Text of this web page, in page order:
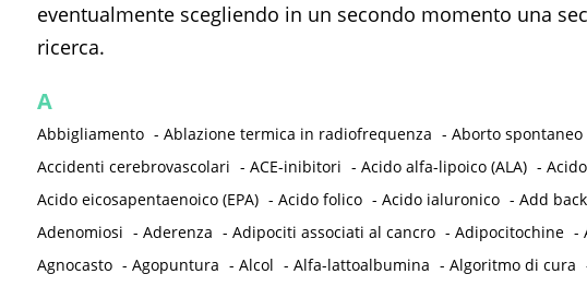
eventualmente scegliendo in un secondo momento una
ricerca.
A
Abbigliamento - Ablazione termica in radiofrequenza - Aborto spontaneo
Accidenti cerebrovascolari - ACE-inibitori - Acido alfa-lipoico (ALA) -
Acido eicosapentaenoico (EPA) - Acido folico - Acido ialuronico - Add
Adenomiosi - Aderenza - Adipociti associati al cancro - Adipocitochine -
Agnocasto - Agopuntura - Alcol - Alfa-lattoalbumina - Algoritmo di cura